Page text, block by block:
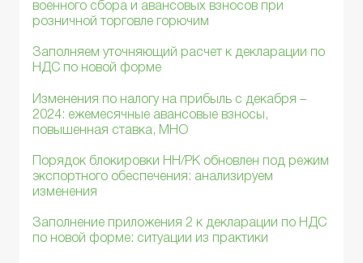
военного сбора и авансовых взносов при
розничной торговле горючим
Заполняем уточняющий расчет к декларации по
НДС по новой форме
Изменения по налогу на прибыль с декабря –
2024: ежемесячные авансовые взносы,
повышенная ставка, МНО
Порядок блокировки НН/РК обновлен под режим
экспортного обеспечения: анализируем
изменения
Заполнение приложения 2 к декларации по НДС
по новой форме: ситуации из практики